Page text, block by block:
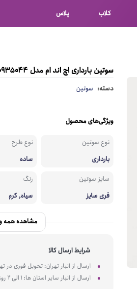
کلاب پلاس
سوتین بارداری اچ اند ام مدل 0935044
دسته: سوتین
ویژگی‌های محصول
نوع سوتین
بارداری
نوع طرح
ساده
سایز سوتین
فری سایز
رنگ
سیاه, کرم
مشاهده همه
شرایط ارسال کالا
ارسال از انبار تهران: تحویل فوری در
ارسال از انبار سایر استان ها: 1 الی 2 روز کاری